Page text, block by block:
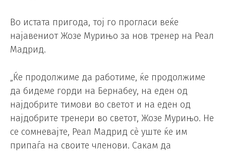
Во истата пригода, тој го прогласи веќе
најавениот Жозе Мурињо за нов тренер на Реал
Мадрид.
„Ќе продолжиме да работиме, ќе продолжиме
да бидеме горди на Бернабеу, на еден од
најдобрите тимови во светот и на еден од
најдобрите тренери во светот, Жозе Мурињо. Не
се сомневајте, Реал Мадрид сè уште ќе им
припаѓа на своите членови. Сакам да